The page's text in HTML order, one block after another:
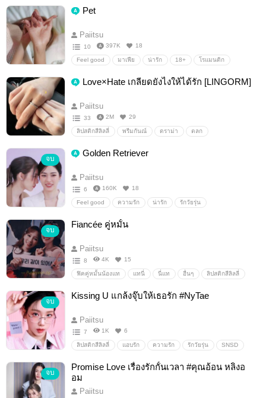
Pet
Paiitsu
10 397K 18
Feel good มาเฟีย น่ารัก 18+ โรแมนติก
Love×Hate เกลียดยังไงให้ได้รัก [LINGORM]
Paiitsu
33 2M 29
ลิปสติกสีลิลลี่ พรีมกันณ์ ดราม่า ตลก
Fanfictionแฟนฟิคชั่น หลิงออม
จบ
Golden Retriever
Paiitsu
6 160K 18
Feel good ความรัก น่ารัก รักวัยรุ่น
จบ
Fiancée คู่หมั้น
Paiitsu
8 4K 15
ฟิคคู่หมั้นน้องแท แทนี่ นี่แท อื่นๆ ลิปสติกสีลิลลี่
จบ
Kissing U แกล้งจุ๊บให้เธอรัก #NyTae
Paiitsu
7 1K 6
ลิปสติกสีลิลลี่ แอบรัก ความรัก รักวัยรุ่น SNSD
TaeNySic
จบ
Promise Love เรื่องรักกั้นเวลา #คุณอ้อน หลิงอ
อม
Paiitsu